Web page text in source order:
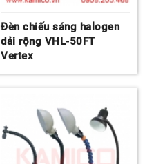
Đèn chiếu sáng halogen
dải rộng VHL-50FT
Vertex